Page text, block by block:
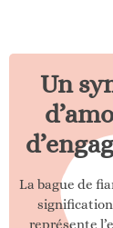
Un
La bague de
représente